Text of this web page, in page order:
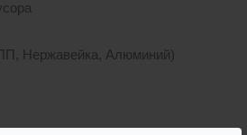
Нержавейка, Алюминий)